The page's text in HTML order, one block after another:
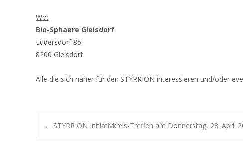
Wo:
Bio-Sphaere Gleisdorf
Ludersdorf 85
8200 Gleisdorf
Alle die sich näher für den STYRRION interessieren und/oder
Post
← STYRRION Initiativkreis-Treffen am Donnerstag, 28. April